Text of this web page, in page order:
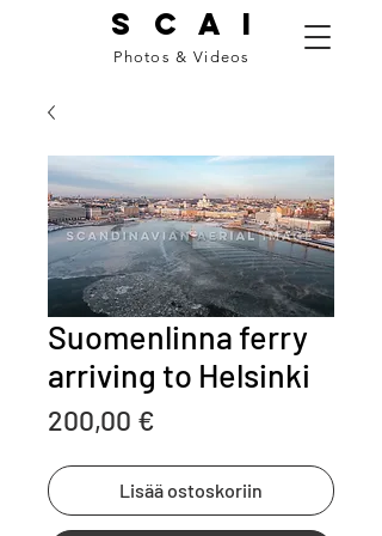
S C A I
Photos & Videos
Suomenlinna ferry
arriving to Helsinki
200,00 €
Lisää ostoskoriin